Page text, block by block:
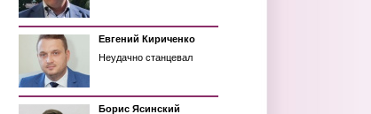
Евгений Кириченко
Неудачно станцевал
Борис Ясинский